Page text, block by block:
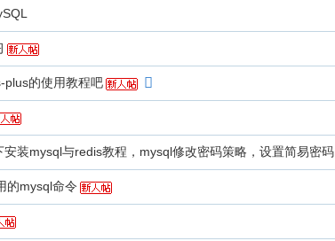
plus的使用教程吧
装mysql与redis教程，mysql修改密码策略，设置简易密码
的mysql命令